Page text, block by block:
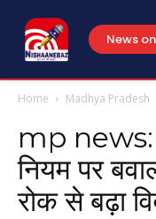
News
Home Madhya Pradesh
mp news:
नियम पर
रोक से बढ़ा